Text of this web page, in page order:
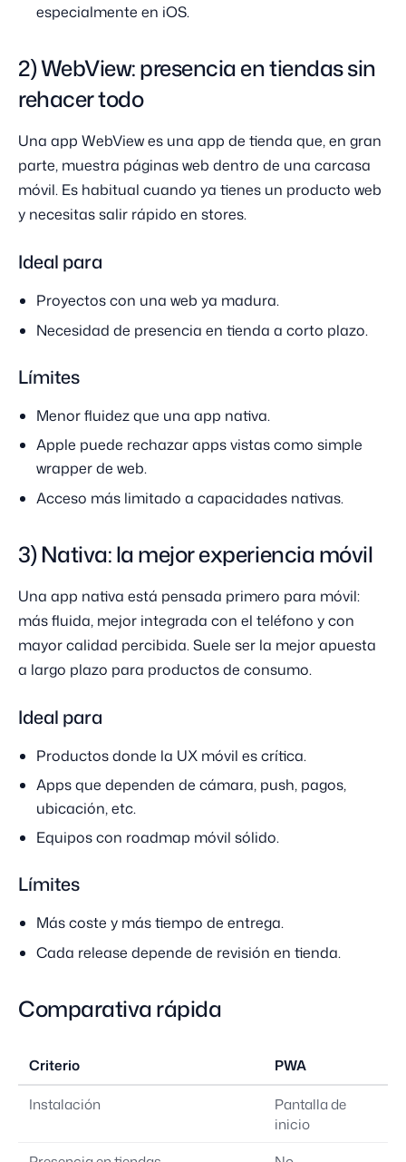
especialmente en iOS.
2) WebView: presencia en tiendas sin
rehacer todo
Una app WebView es una app de tienda que, en gran
parte, muestra páginas web dentro de una carcasa
móvil. Es habitual cuando ya tienes un producto web
y necesitas salir rápido en stores.
Ideal para
Proyectos con una web ya madura.
Necesidad de presencia en tienda a corto plazo.
Límites
Menor fluidez que una app nativa.
Apple puede rechazar apps vistas como simple
wrapper de web.
Acceso más limitado a capacidades nativas.
3) Nativa: la mejor experiencia móvil
Una app nativa está pensada primero para móvil:
más fluida, mejor integrada con el teléfono y con
mayor calidad percibida. Suele ser la mejor apuesta
a largo plazo para productos de consumo.
Ideal para
Productos donde la UX móvil es crítica.
Apps que dependen de cámara, push, pagos,
ubicación, etc.
Equipos con roadmap móvil sólido.
Límites
Más coste y más tiempo de entrega.
Cada release depende de revisión en tienda.
Comparativa rápida
Criterio PWA
Instalación
Pantalla de
inicio